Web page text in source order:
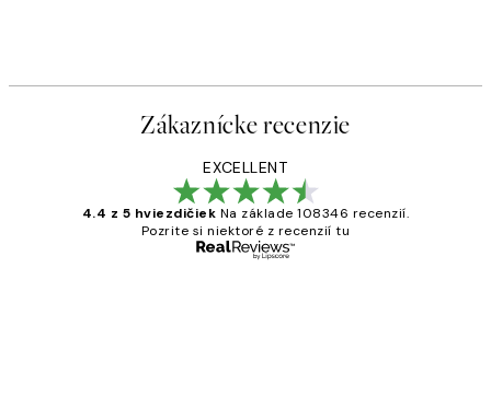
Zákaznícke recenzie
EXCELLENT
4.4 z 5 hviezdičiek Na základe 108346 recenzií.
Pozrite si niektoré z recenzií tu